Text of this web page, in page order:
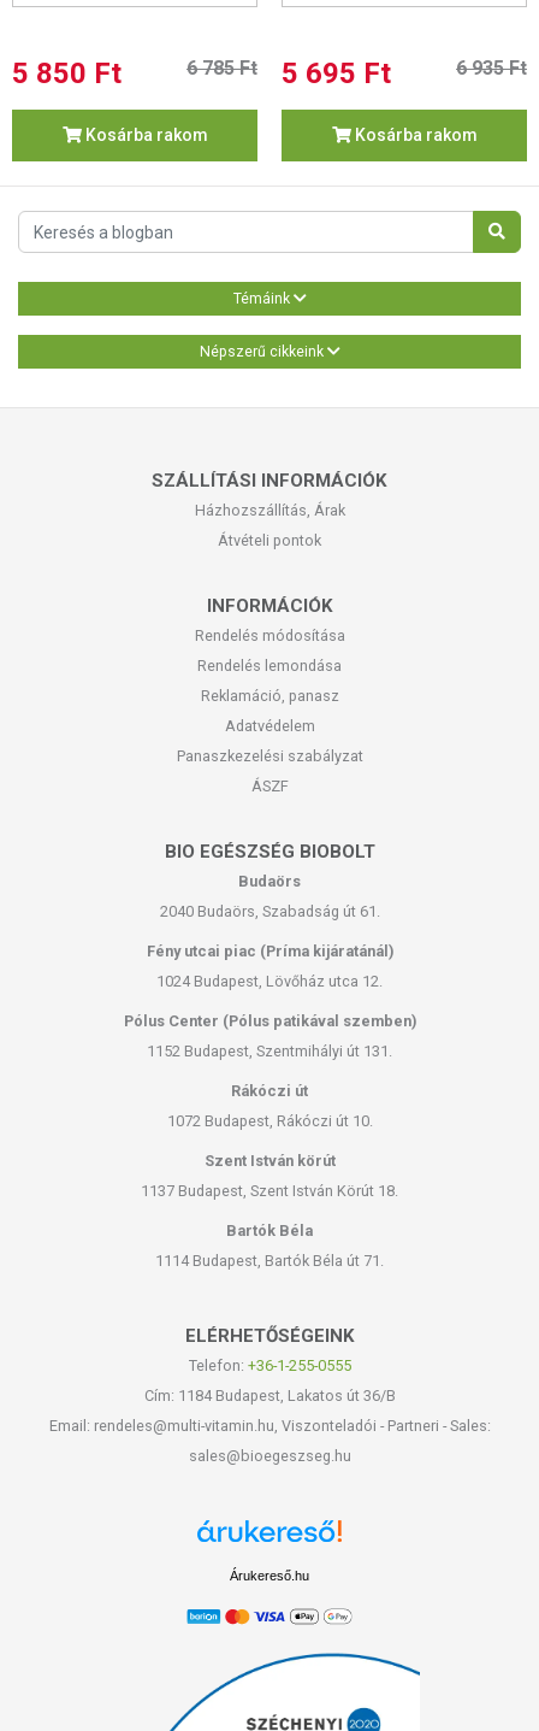
5 850 Ft 6 785 Ft
Kosárba rakom
5 695 Ft 6 935 Ft
Kosárba rakom
Témáink
Népszerű cikkeink
SZÁLLÍTÁSI INFORMÁCIÓK
Házhozszállítás, Árak
Átvételi pontok
INFORMÁCIÓK
Rendelés módosítása
Rendelés lemondása
Reklamáció, panasz
Adatvédelem
Panaszkezelési szabályzat
ÁSZF
BIO EGÉSZSÉG BIOBOLT
Budaörs
2040 Budaörs, Szabadság út 61.
Fény utcai piac (Príma kijáratánál)
1024 Budapest, Lövőház utca 12.
Pólus Center (Pólus patikával szemben)
1152 Budapest, Szentmihályi út 131.
Rákóczi út
1072 Budapest, Rákóczi út 10.
Szent István körút
1137 Budapest, Szent István Körút 18.
Bartók Béla
1114 Budapest, Bartók Béla út 71.
ELÉRHETŐSÉGEINK
Telefon: +36-1-255-0555
Cím: 1184 Budapest, Lakatos út 36/B
Email: rendeles@multi-vitamin.hu, Viszonteladói - Partneri - Sales:
sales@bioegeszseg.hu
Árukereső.hu